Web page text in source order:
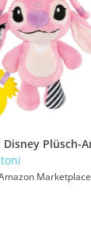
Marketplace